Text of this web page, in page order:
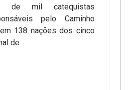
de mil catequistas
pelo Caminho
138 nações dos cinco
de